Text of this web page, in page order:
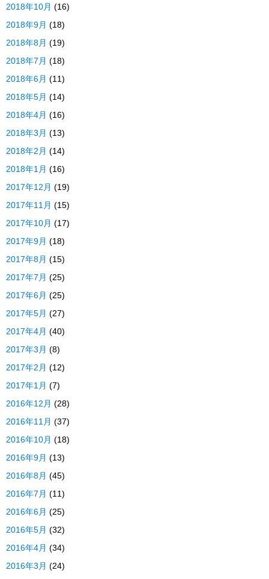
2018年10月 (16)
2018年9月 (18)
2018年8月 (19)
2018年7月 (18)
2018年6月 (11)
2018年5月 (14)
2018年4月 (16)
2018年3月 (13)
2018年2月 (14)
2018年1月 (16)
2017年12月 (19)
2017年11月 (15)
2017年10月 (17)
2017年9月 (18)
2017年8月 (15)
2017年7月 (25)
2017年6月 (25)
2017年5月 (27)
2017年4月 (40)
2017年3月 (8)
2017年2月 (12)
2017年1月 (7)
2016年12月 (28)
2016年11月 (37)
2016年10月 (18)
2016年9月 (13)
2016年8月 (45)
2016年7月 (11)
2016年6月 (25)
2016年5月 (32)
2016年4月 (34)
2016年3月 (24)